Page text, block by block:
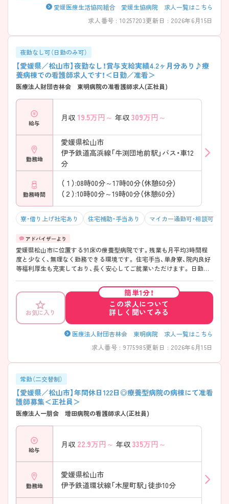
愛媛医療生活協同組合 愛媛生協病院 求人一覧はこちら
求人番号 : 10257203更新日 : 2026年6月15日
夜勤なし可（日勤のみ可）
【愛媛県／松山市】夜勤なし！賞与支給実績4.2ヶ月分あり♪療
養病棟での看護師求人です！＜日勤／准看＞
医療法人財団杏林会 東明病院の准看護師求人(正社員)
給与
月収 19.5万円～ 年収 309万円～
勤務地
愛媛県松山市
伊予鉄道高浜線「牛渕団地前駅」バス・車12
分
勤務時間
（１）:08時00分～17時00分（休憩60分）
（２）:10時00分～19時00分（休憩60分）
寮・借り上げ社宅あり 住宅補助・手当あり マイカー通勤可・相談可
愛媛県松山市に位置する91床の療養型病院です。残業も月平均3時間程
度と少なく、無理なく勤務できる環境です。 住宅手当、単身寮、院内良好
等福利厚生も充実しており、長く安心してご就業いただけます。 日勤の
メです。 ご興味ある方には、面接対策ポイントなど、さらに詳細をお話し
いたしますのでお気軽にご相談ください！
お気に入り
簡単1分！
この求人について
詳しく聞いてみる
医療法人財団杏林会 東明病院 求人一覧はこちら
求人番号 : 9775985更新日 : 2026年6月15日
常勤（二交替制）
【愛媛県／松山市】年間休日122日◎療養型病院の病棟にて准看
護師募集＜正社員＞
医療法人一朋会 増田病院の看護師求人(正社員)
給与
月収 22.9万円～ 年収 335万円～
勤務地
愛媛県松山市
伊予鉄道環状線「木屋町駅」徒歩10分